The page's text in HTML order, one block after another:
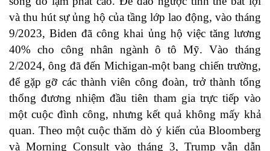
và thu hút sự ủng hộ của tầng lớp lao động, vào tháng
9/2023, Biden đã công khai ủng hộ việc tăng lương
40% cho công nhân ngành ô tô Mỹ. Vào tháng
2/2024, ông đã đến Michigan-một bang chiến trường,
để gặp gỡ các thành viên công đoàn, trở thành tổng
thống đương nhiệm đầu tiên tham gia trực tiếp vào
một cuộc đình công, nhưng kết quả không mấy khả
quan. Theo một cuộc thăm dò ý kiến của Bloomberg
và Morning Consult vào tháng 3, Trump vẫn dẫn